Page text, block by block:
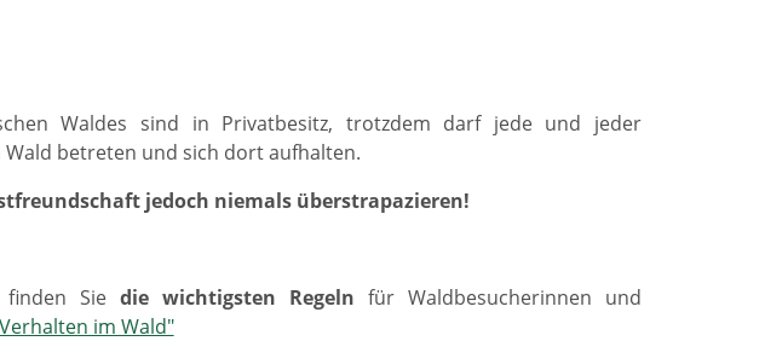
Waldes sind in Privatbesitz, trotzdem darf jede und jeder
betreten und sich dort aufhalten.
jedoch niemals überstrapazieren!
finden Siedie wichtigsten Regeln für Waldbesucherinnen und
im Wald"